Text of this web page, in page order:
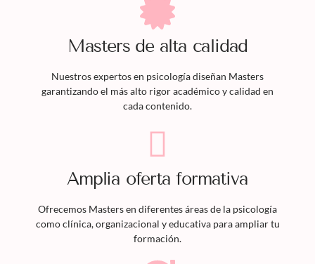
Mastersde alta calidad
Nuestros expertos en psicología diseñan Masters
garantizando el más alto rigor académico y calidad en
cada contenido.
Amplia oferta formativa
Ofrecemos Mastersen diferentes áreas de la psicología
como clínica, organizacional y educativa para ampliar tu
formación.